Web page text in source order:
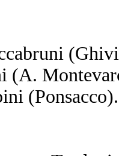
(A.
(Ponsacco).